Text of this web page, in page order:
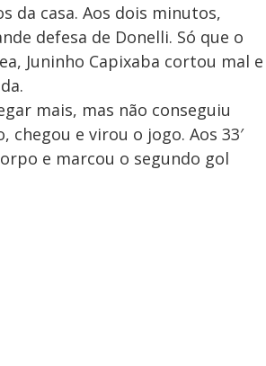
da casa. Aos dois minutos,
defesa de Donelli. Só que o
Juninho Capixaba cortou mal e
mais, mas não conseguiu
e virou o jogo. Aos 33′
e marcou o segundo gol